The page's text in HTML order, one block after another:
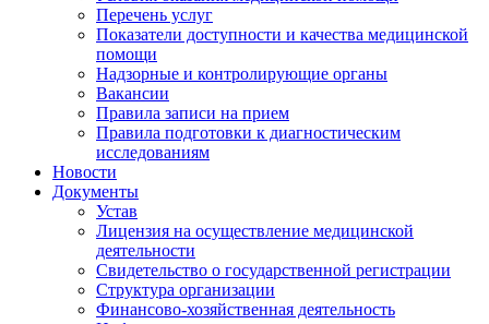
Перечень услуг
Показатели доступности и качества медицинской
помощи
Надзорные и контролирующие органы
Вакансии
Правила записи на прием
Правила подготовки к диагностическим
исследованиям
Новости
Документы
Устав
Лицензия на осуществление медицинской
деятельности
Свидетельство о государственной регистрации
Структура организации
Финансово-хозяйственная деятельность